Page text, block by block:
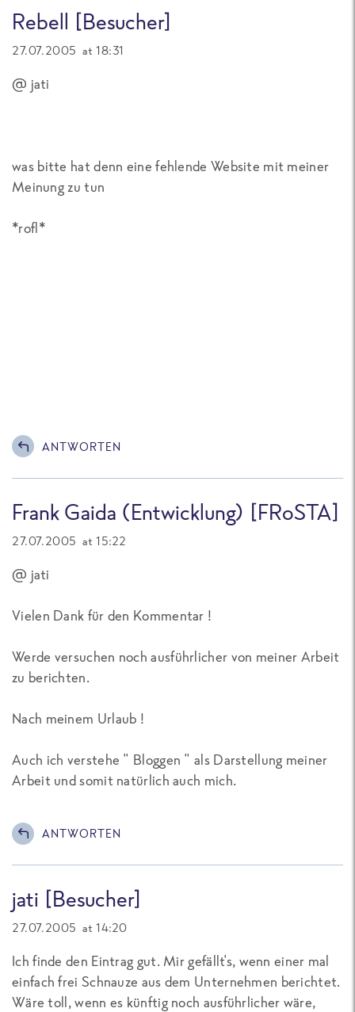
Rebell [Besucher]
27.07.2005 at 18:31
@ jati
was bitte hat denn eine fehlende Website mit meiner
Meinung zu tun
*rofl*
ANTWORTEN
Frank Gaida (Entwicklung) [FRoSTA]
27.07.2005 at 15:22
@ jati
Vielen Dank für den Kommentar !
Werde versuchen noch ausführlicher von meiner Arbeit
zu berichten.
Nach meinem Urlaub !
Auch ich verstehe " Bloggen " als Darstellung meiner
Arbeit und somit natürlich auch mich.
ANTWORTEN
jati [Besucher]
27.07.2005 at 14:20
Ich finde den Eintrag gut. Mir gefällt's, wenn einer mal
einfach frei Schnauze aus dem Unternehmen berichtet.
Wäre toll, wenn es künftig noch ausführlicher wäre,